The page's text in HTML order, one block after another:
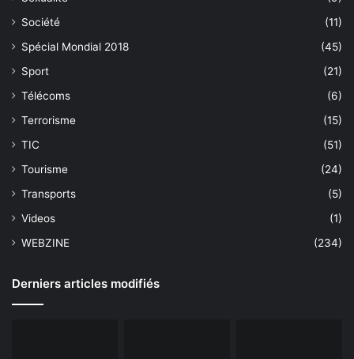
Société
(11)
Spécial Mondial 2018
(45)
Sport
(21)
Télécoms
(6)
Terrorisme
(15)
TIC
(51)
Tourisme
(24)
Transports
(5)
Videos
(1)
WEBZINE
(234)
Derniers articles modifiés